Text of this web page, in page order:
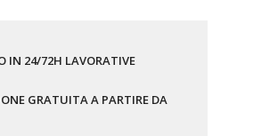
IN 24/72H LAVORATIVE
GRATUITA A PARTIRE DA